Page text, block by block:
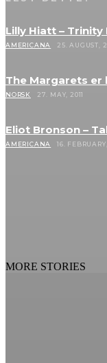
Lilly Hiatt – Trinity
AMERICANA 25. AUGUST,
The Margarets
NORSK 27. MAY, 2011
Eliot Bronson –
AMERICANA 16.
MORE STORIES